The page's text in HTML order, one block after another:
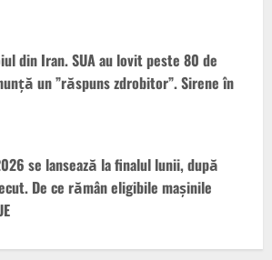
din Iran. SUA au lovit peste 80 de
un ”răspuns zdrobitor”. Sirene în
se lansează la finalul lunii, după
De ce rămân eligibile mașinile